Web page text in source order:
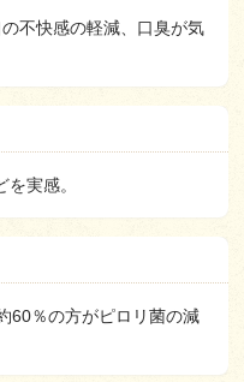
不快感の軽減、口臭が気
実感。
60％の方がピロリ菌の減